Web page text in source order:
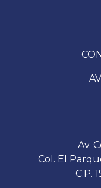
Av.
Col. El
C.P.